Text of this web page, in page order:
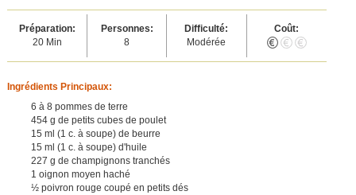
Préparation:
20 Min
Personnes:
8
Difficulté:
Modérée
Coût:
Ingrédients Principaux:
6 à 8 pommes de terre
454 g de petits cubes de poulet
15 ml (1 c. à soupe) de beurre
15 ml (1 c. à soupe) d'huile
227 g de champignons tranchés
1 oignon moyen haché
½ poivron rouge coupé en petits dés